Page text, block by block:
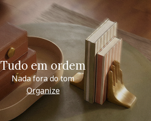
Tudo em ordem
Nada fora do tom
Organize